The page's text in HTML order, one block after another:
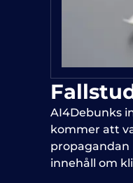
AI4Debunks
kommer att
propagandan
innehåll om